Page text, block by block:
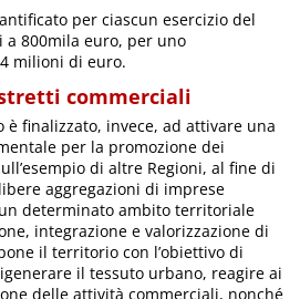
per ciascun esercizio del
a 800mila euro, per uno
milioni di euro.
commerciali
è finalizzato, invece, ad attivare una
per la promozione dei
di altre Regioni, al fine di
aggregazioni di imprese
determinato ambito territoriale
integrazione e valorizzazione di
il territorio con l’obiettivo di
il tessuto urbano, reagire ai
delle attività commerciali, nonché